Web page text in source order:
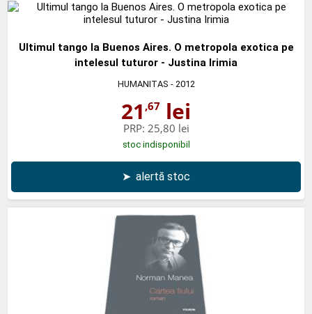
Ultimul tango la Buenos Aires. O metropola exotica pe
intelesul tuturor - Justina Irimia
HUMANITAS - 2012
21 ,67 lei
PRP: 25,80 lei
stoc indisponibil
➤ alertă stoc